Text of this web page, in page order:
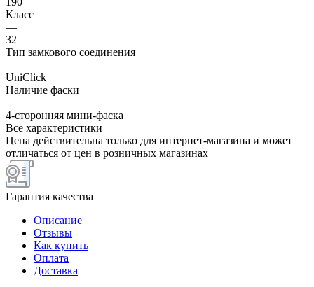
Класс
—
32
Тип замкового соединения
—
UniClick
Наличие фаски
—
4-сторонняя мини-фаска
Все характеристики
Цена действительна только для интернет-магазина и может
отличаться от цен в розничных магазинах
Гарантия качества
Описание
Отзывы
Как купить
Оплата
Доставка